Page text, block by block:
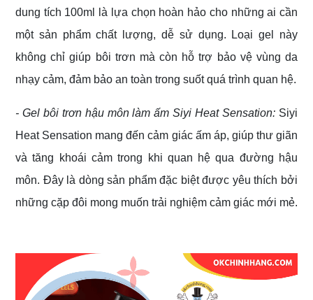
dung tích 100ml là lựa chọn hoàn hảo cho những ai cần
một sản phẩm chất lượng, dễ sử dụng. Loại gel này
không chỉ giúp bôi trơn mà còn hỗ trợ bảo vệ vùng da
nhạy cảm, đảm bảo an toàn trong suốt quá trình quan hệ.
- Gel bôi trơn hậu môn làm ấmSiyi Heat Sensation: Siyi
Heat Sensation mang đến cảm giác ấm áp, giúp thư giãn
và tăng khoái cảm trong khi quan hệ qua đường hậu
môn. Đây là dòng sản phẩm đặc biệt được yêu thích bởi
những cặp đôi mong muốn trải nghiệm cảm giác mới mẻ.